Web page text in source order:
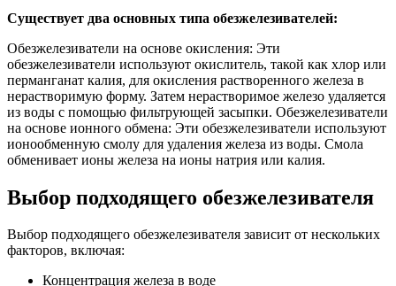
Существует два основных типа обезжелезивателей:
Обезжелезиватели на основе окисления: Эти
обезжелезиватели используют окислитель, такой как хлор или
перманганат калия, для окисления растворенного железа в
нерастворимую форму. Затем нерастворимое железо удаляется
из воды с помощью фильтрующей засыпки. Обезжелезиватели
на основе ионного обмена: Эти обезжелезиватели используют
ионообменную смолу для удаления железа из воды. Смола
обменивает ионы железа на ионы натрия или калия.
Выбор подходящего обезжелезивателя
Выбор подходящего обезжелезивателя зависит от нескольких
факторов, включая:
Концентрация железа в воде